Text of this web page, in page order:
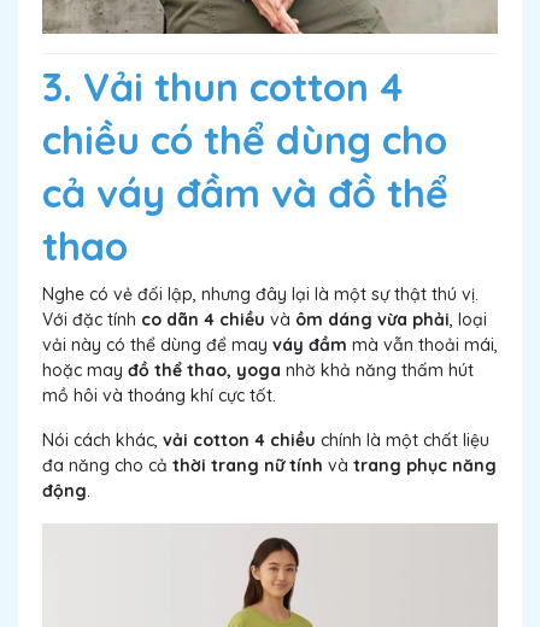
3. Vải thun cotton 4
chiều có thể dùng cho
cả váy đầm và đồ thể
thao
Nghe có vẻ đối lập, nhưng đây lại là một sự thật thú vị.
Với đặc tính co dãn 4 chiều và ôm dáng vừa phải, loại
vải này có thể dùng để may váy đầm mà vẫn thoải mái,
hoặc may đồ thể thao, yoga nhờ khả năng thấm hút
mồ hôi và thoáng khí cực tốt.
Nói cách khác, vải cotton 4 chiều chính là một chất liệu
đa năng cho cả thời trang nữ tính và trang phục năng
động.